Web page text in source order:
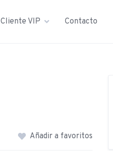
Cliente VIP Contacto
Añadir a favoritos